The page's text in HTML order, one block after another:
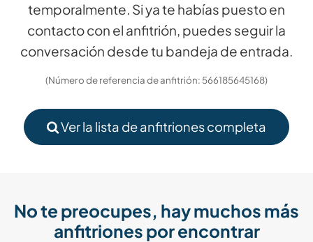
temporalmente. Si ya te habías puesto en
contacto con el anfitrión, puedes seguir la
conversación desde tu bandeja de entrada.
(Número de referencia de anfitrión: 566185645168)
Ver la lista de anfitriones completa
No te preocupes, hay muchos más
anfitriones por encontrar